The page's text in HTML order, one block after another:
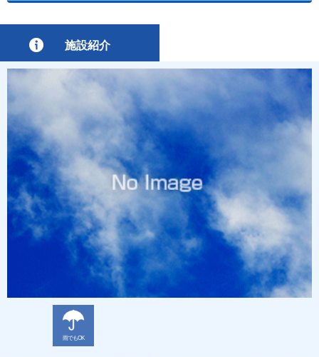
施設紹介
雨でもOK